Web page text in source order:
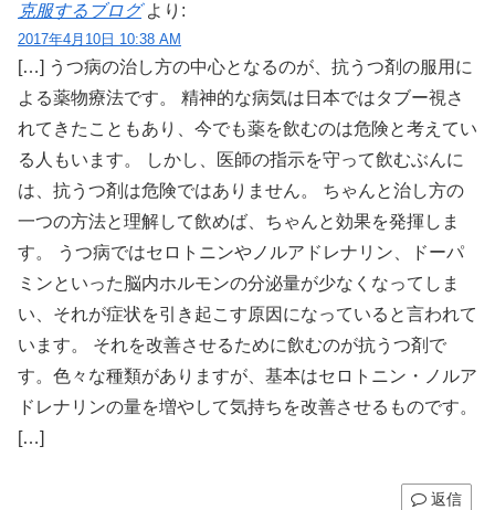
克服するブログ より:
2017年4月10日 10:38 AM
[…] うつ病の治し方の中心となるのが、抗うつ剤の服用に
よる薬物療法です。 精神的な病気は日本ではタブー視さ
れてきたこともあり、今でも薬を飲むのは危険と考えてい
る人もいます。 しかし、医師の指示を守って飲むぶんに
は、抗うつ剤は危険ではありません。 ちゃんと治し方の
一つの方法と理解して飲めば、ちゃんと効果を発揮しま
す。 うつ病ではセロトニンやノルアドレナリン、ドーパ
ミンといった脳内ホルモンの分泌量が少なくなってしま
い、それが症状を引き起こす原因になっていると言われて
います。 それを改善させるために飲むのが抗うつ剤で
す。色々な種類がありますが、基本はセロトニン・ノルア
ドレナリンの量を増やして気持ちを改善させるものです。
[…]
返信